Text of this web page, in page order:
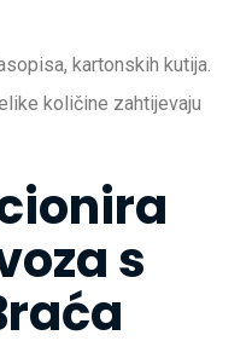
kartonskih kutija.
količine zahtijevaju
s